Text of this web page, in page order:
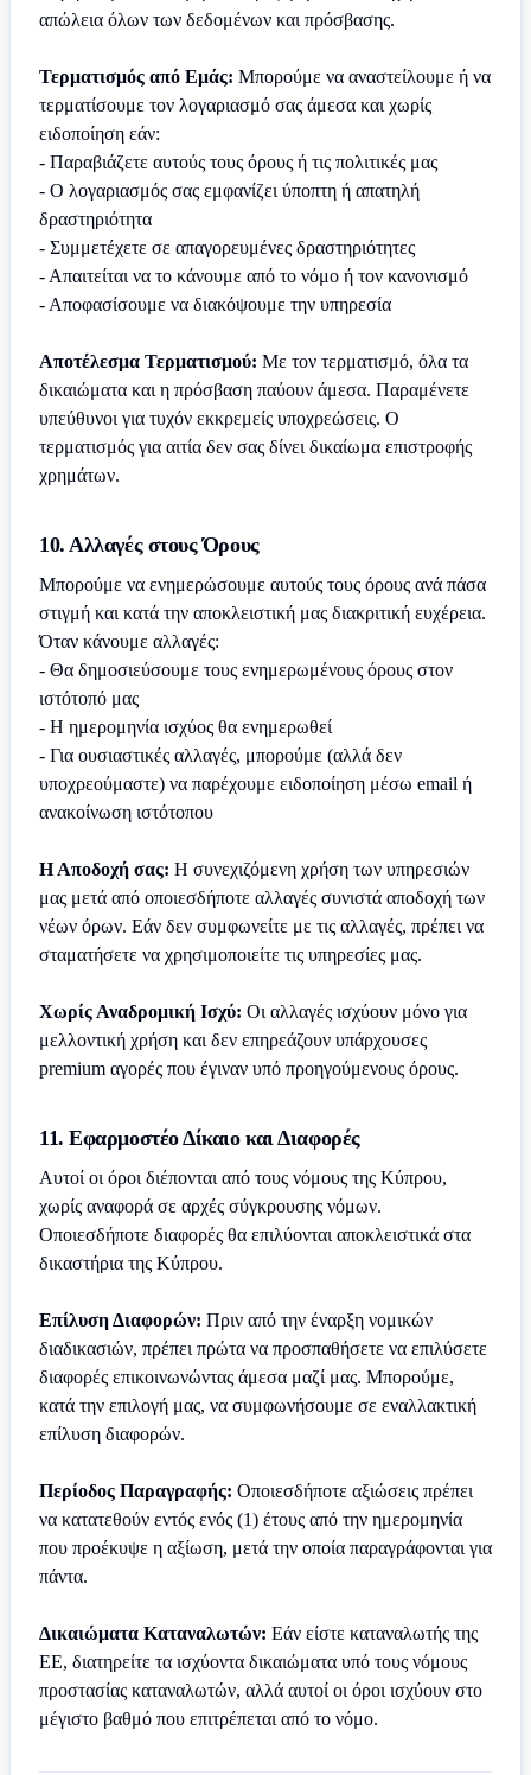
απώλεια όλων των δεδομένων και πρόσβασης.
Τερματισμός από Εμάς: Μπορούμε να αναστείλουμε ή να
τερματίσουμε τον λογαριασμό σας άμεσα και χωρίς
ειδοποίηση εάν:
- Παραβιάζετε αυτούς τους όρους ή τις πολιτικές μας
- Ο λογαριασμός σας εμφανίζει ύποπτη ή απατηλή
δραστηριότητα
- Συμμετέχετε σε απαγορευμένες δραστηριότητες
- Απαιτείται να το κάνουμε από το νόμο ή τον κανονισμό
- Αποφασίσουμε να διακόψουμε την υπηρεσία
Αποτέλεσμα Τερματισμού: Με τον τερματισμό, όλα τα
δικαιώματα και η πρόσβαση παύουν άμεσα. Παραμένετε
υπεύθυνοι για τυχόν εκκρεμείς υποχρεώσεις. Ο
τερματισμός για αιτία δεν σας δίνει δικαίωμα επιστροφής
χρημάτων.
10. Αλλαγές στους Όρους
Μπορούμε να ενημερώσουμε αυτούς τους όρους ανά πάσα
στιγμή και κατά την αποκλειστική μας διακριτική ευχέρεια.
Όταν κάνουμε αλλαγές:
- Θα δημοσιεύσουμε τους ενημερωμένους όρους στον
ιστότοπό μας
- Η ημερομηνία ισχύος θα ενημερωθεί
- Για ουσιαστικές αλλαγές, μπορούμε (αλλά δεν
υποχρεούμαστε) να παρέχουμε ειδοποίηση μέσω email ή
ανακοίνωση ιστότοπου
Η Αποδοχή σας: Η συνεχιζόμενη χρήση των υπηρεσιών
μας μετά από οποιεσδήποτε αλλαγές συνιστά αποδοχή των
νέων όρων. Εάν δεν συμφωνείτε με τις αλλαγές, πρέπει να
σταματήσετε να χρησιμοποιείτε τις υπηρεσίες μας.
Χωρίς Αναδρομική Ισχύ: Οι αλλαγές ισχύουν μόνο για
μελλοντική χρήση και δεν επηρεάζουν υπάρχουσες
premium αγορές που έγιναν υπό προηγούμενους όρους.
11. Εφαρμοστέο Δίκαιο και Διαφορές
Αυτοί οι όροι διέπονται από τους νόμους της Κύπρου,
χωρίς αναφορά σε αρχές σύγκρουσης νόμων.
Οποιεσδήποτε διαφορές θα επιλύονται αποκλειστικά στα
δικαστήρια της Κύπρου.
Επίλυση Διαφορών: Πριν από την έναρξη νομικών
διαδικασιών, πρέπει πρώτα να προσπαθήσετε να επιλύσετε
διαφορές επικοινωνώντας άμεσα μαζί μας. Μπορούμε,
κατά την επιλογή μας, να συμφωνήσουμε σε εναλλακτική
επίλυση διαφορών.
Περίοδος Παραγραφής: Οποιεσδήποτε αξιώσεις πρέπει
να κατατεθούν εντός ενός (1) έτους από την ημερομηνία
που προέκυψε η αξίωση, μετά την οποία παραγράφονται για
πάντα.
Δικαιώματα Καταναλωτών: Εάν είστε καταναλωτής της
ΕΕ, διατηρείτε τα ισχύοντα δικαιώματα υπό τους νόμους
προστασίας καταναλωτών, αλλά αυτοί οι όροι ισχύουν στο
μέγιστο βαθμό που επιτρέπεται από το νόμο.